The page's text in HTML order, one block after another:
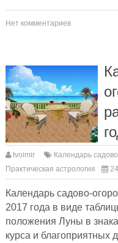
Нет комментариев
tvoimir Календарь
Практическая астрология
Календарь садово-
2017 года в виде
положения Луны в
курса и благоприятных